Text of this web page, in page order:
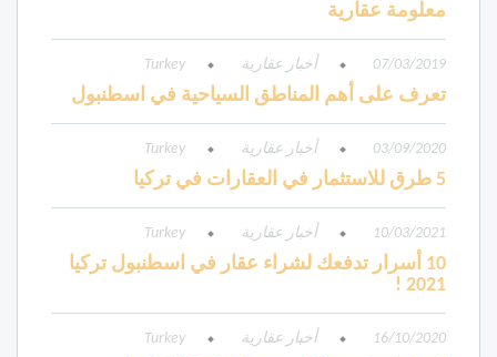
معلومة عقارية
07/03/2019 أخبار عقارية Turkey
تعرف على أهم المناطق السياحية في اسطنبول
03/09/2020 أخبار عقارية Turkey
5 طرق للاستثمار في العقارات في تركيا
10/03/2021 أخبار عقارية Turkey
10 أسرار تدفعك لشراء عقار في اسطنبول تركيا
2021 !
16/10/2020 أخبار عقارية Turkey